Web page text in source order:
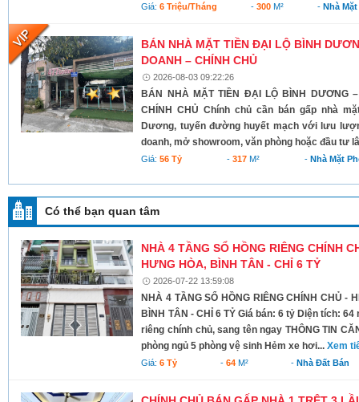
Giá:6 Triệu/tháng -300 M² - Nhà
BÁN NHÀ MẶT TIỀN ĐẠI LỘ BÌNH
DOANH – CHÍNH CHỦ
2026-08-03 09:22:26
BÁN NHÀ MẶT TIỀN ĐẠI LỘ BÌNH DƯƠNG
CHÍNH CHỦ Chính chủ cần bán gấp nhà
Dương, tuyến đường huyết mạch với lưu
doanh, mở showroom, văn phòng hoặc đầu tư
Giá:56 Tỷ -317 M² - Nhà Mặt
Có thể bạn quan tâm
NHÀ 4 TẦNG SỔ HỒNG RIÊNG CHÍNH
HƯNG HÒA, BÌNH TÂN - CHỈ 6 TỶ
2026-07-22 13:59:08
NHÀ 4 TẦNG SỔ HỒNG RIÊNG CHÍNH CHỦ -
BÌNH TÂN - CHỈ 6 TỶ Giá bán: 6 tỷ Diện tích: 64
riêng chính chủ, sang tên ngay THÔNG TIN
phòng ngủ 5 phòng vệ sinh Hẻm xe hơi...Xem
Giá:6 Tỷ - 64M² -Nhà Đất Bán